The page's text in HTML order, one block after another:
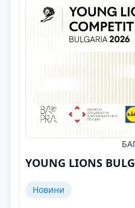
YOUNG LIONS
Новини